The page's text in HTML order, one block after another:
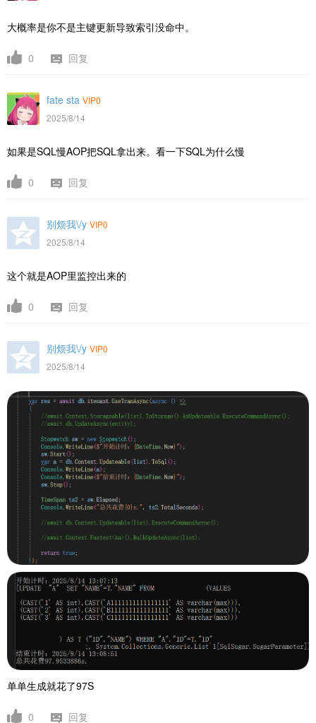
大概率是你不是主键更新导致索引没命中。
0 回复
fate sta VIP0
2025/8/14
如果是SQL慢AOP把SQL拿出来。看一下SQL为什么慢
0 回复
别烦我\/y VIP0
2025/8/14
这个就是AOP里监控出来的
0 回复
别烦我\/y VIP0
2025/8/14
单单生成就花了97S
0 回复